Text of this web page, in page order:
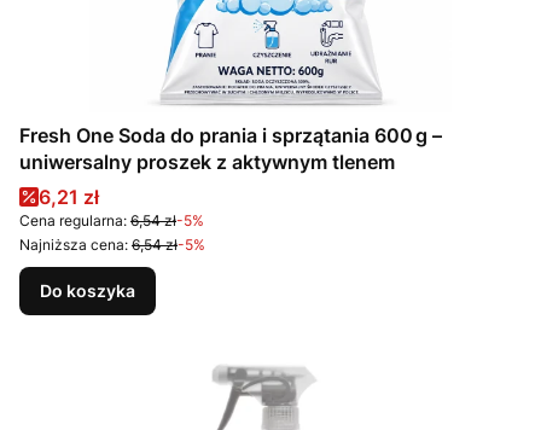
Fresh One Soda do prania i sprzątania 600 g –
uniwersalny proszek z aktywnym tlenem
Cena promocyjna
6,21 zł
Cena regularna: 6,54 zł-5%
Najniższa cena: 6,54 zł-5%
Do koszyka